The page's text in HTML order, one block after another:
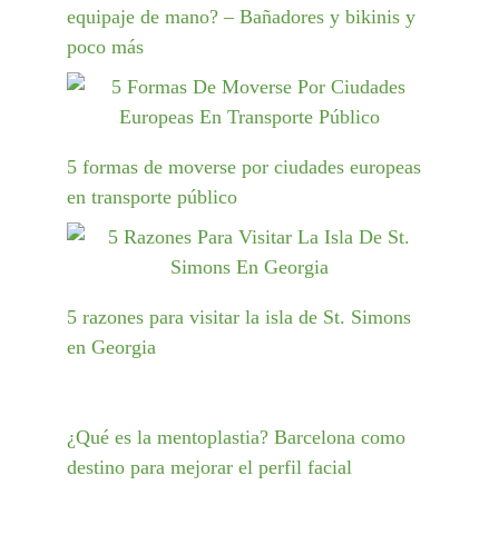
equipaje de mano? – Bañadores y bikinis y
poco más
5 formas de moverse por ciudades europeas
en transporte público
5 razones para visitar la isla de St. Simons
en Georgia
¿Qué es la mentoplastia? Barcelona como
destino para mejorar el perfil facial